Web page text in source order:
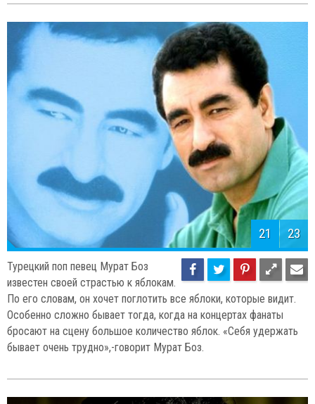
21 23
Турецкий поп певец Мурат Боз
известен своей страстью к яблокам.
По его словам, он хочет поглотить все яблоки, которые видит.
Особенно сложно бывает тогда, когда на концертах фанаты
бросают на сцену большое количество яблок. «Себя удержать
бывает очень трудно»,-говорит Мурат Боз.